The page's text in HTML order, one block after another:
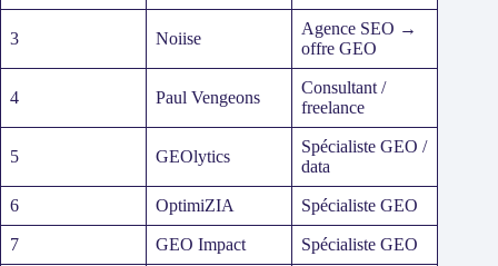
3 Noiise
Agence SEO →
offre GEO
4 Paul Vengeons
Consultant /
freelance
5 GEOlytics
Spécialiste GEO /
data
6 OptimiZIA Spécialiste GEO
7 GEO Impact Spécialiste GEO